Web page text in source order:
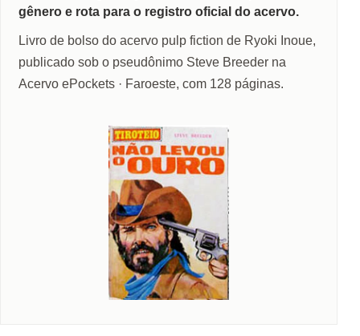
gênero e rota para o registro oficial do acervo.
Livro de bolso do acervo pulp fiction de Ryoki Inoue,
publicado sob o pseudônimo Steve Breeder na
Acervo ePockets · Faroeste, com 128 páginas.